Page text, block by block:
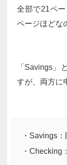
全部で21ペ
ページほどな
「Savings」
すが、両方に
・Savings
・Checking